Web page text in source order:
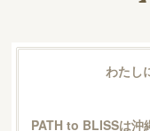
わたし
PATH to BLISSは沖